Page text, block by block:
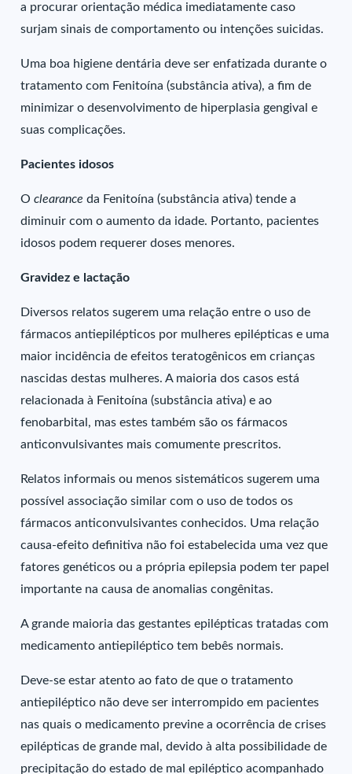
a procurar orientação médica imediatamente caso
surjam sinais de comportamento ou intenções suicidas.
Uma boa higiene dentária deve ser enfatizada durante o
tratamento com Fenitoína (substância ativa), a fim de
minimizar o desenvolvimento de hiperplasia gengival e
suas complicações.
Pacientes idosos
Oclearance da Fenitoína (substância ativa) tende a
diminuir com o aumento da idade. Portanto, pacientes
idosos podem requerer doses menores.
Gravidez e lactação
Diversos relatos sugerem uma relação entre o uso de
fármacos antiepilépticos por mulheres epilépticas e uma
maior incidência de efeitos teratogênicos em crianças
nascidas destas mulheres. A maioria dos casos está
relacionada à Fenitoína (substância ativa) e ao
fenobarbital, mas estes também são os fármacos
anticonvulsivantes mais comumente prescritos.
Relatos informais ou menos sistemáticos sugerem uma
possível associação similar com o uso de todos os
fármacos anticonvulsivantes conhecidos. Uma relação
causa-efeito definitiva não foi estabelecida uma vez que
fatores genéticos ou a própria epilepsia podem ter papel
importante na causa de anomalias congênitas.
A grande maioria das gestantes epilépticas tratadas com
medicamento antiepiléptico tem bebês normais.
Deve-se estar atento ao fato de que o tratamento
antiepiléptico não deve ser interrompido em pacientes
nas quais o medicamento previne a ocorrência de crises
epilépticas de grande mal, devido à alta possibilidade de
precipitação do estado de mal epiléptico acompanhado